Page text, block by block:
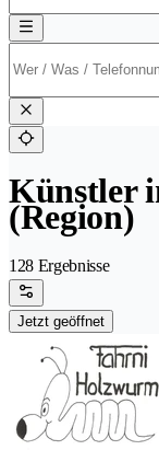
Künstler
(Region)
128 Ergebnisse
Jetzt geöffnet